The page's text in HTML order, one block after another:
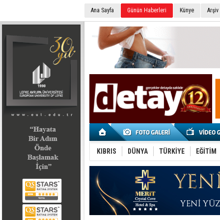
Ana Sayfa Günün Haberleri Künye Arşiv
KIBRIS DÜNYA TÜRKİYE EĞİTİM